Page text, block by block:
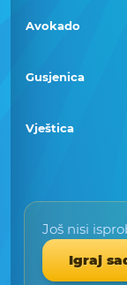
Avokado
Gusjenica
Vještica
Još nisi
Igraj